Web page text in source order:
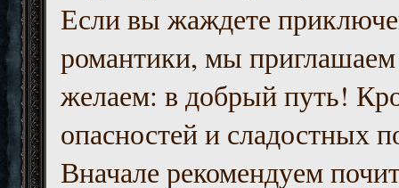
Если вы жаждете
романтики, мы приглашаем
желаем: в добрый путь!
опасностей и сладостных
Вначале рекомендуем